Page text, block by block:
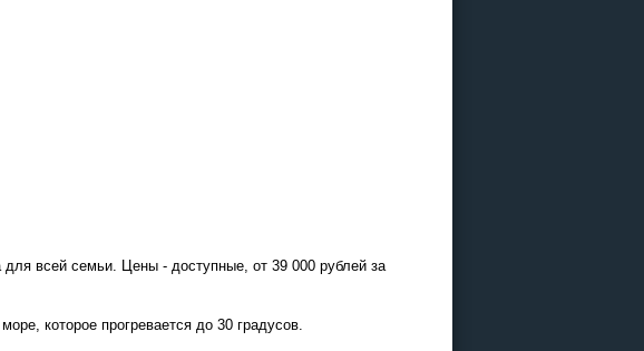
всей семьи. Цены - доступные, от 39 000 рублей за
которое прогревается до 30 градусов.